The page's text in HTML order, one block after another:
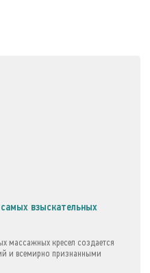
взыскательных
массажных кресел создается
и всемирно признанными